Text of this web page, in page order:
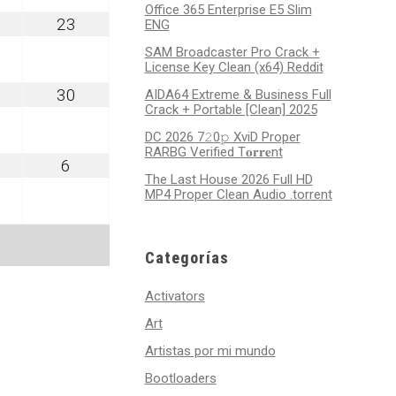
23
30
6 septiembre
Office 365 Enterprise E5 Slim
ENG
SAM Broadcaster Pro Crack +
License Key Clean (x64) Reddit
AIDA64 Extreme & Business Full
Crack + Portable [Clean] 2025
DC 2026 7𝟸0𝚙 XviD Proper
RARBG Verified T𝐨𝐫𝐫𝐞nt
The Last House 2026 Full HD
MP4 Proper Clean Audio .torrent
Categorías
Activators
Art
Artistas por mi mundo
Bootloaders